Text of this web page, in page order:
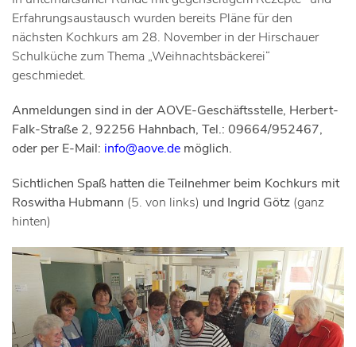
Erfahrungsaustausch wurden bereits Pläne für den
nächsten Kochkurs am 28. November in der Hirschauer
Schulküche zum Thema „Weihnachtsbäckerei“
geschmiedet.
Anmeldungen sind in der AOVE-Geschäftsstelle, Herbert-
Falk-Straße 2, 92256 Hahnbach, Tel.: 09664/952467,
oder per E-Mail: info@aove.de möglich.
Sichtlichen Spaß hatten die Teilnehmer beim Kochkurs mit
Roswitha Hubmann (5. von links) und Ingrid Götz (ganz
hinten)